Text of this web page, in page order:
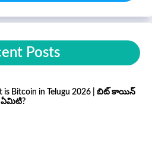
Posts
is Bitcoin in Telugu 2026 | బిట్ కాయిన్
ఏమిటి?